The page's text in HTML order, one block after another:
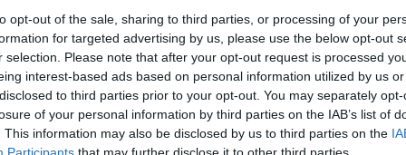
opt-out of the sale, sharing to third parties, or processing of your
for targeted advertising by us, please use the below opt-out
selection. Please note that after your opt-out request is processed
interest-based ads based on personal information utilized by us
to third parties prior to your opt-out. You may separately
of your personal information by third parties on the IAB’s list of
This information may also be disclosed by us to third parties on the
Participants that may further disclose it to other third parties.
Food Court zona cinema. I
selezione del team ufficiale
proattività, ma anche
contenuti pubblicati sui propri
in occasione dell'evento del 24